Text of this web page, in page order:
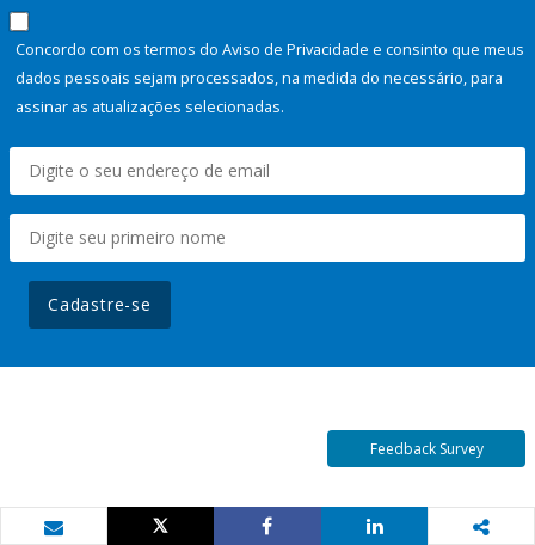
Concordo com os termos do Aviso de Privacidade e consinto que meus
dados pessoais sejam processados, na medida do necessário, para
assinar as atualizações selecionadas.
Cadastre-se
Feedback Survey